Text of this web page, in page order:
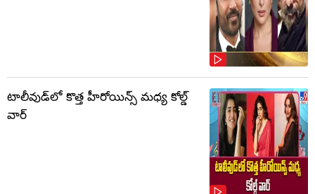
టాలీవుడ్‌లో కొత్త హీరోయిన్స్ మధ్య కోల్డ్
వార్